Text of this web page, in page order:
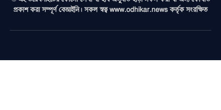
প্রকাশ করা সম্পূর্ণ বেআইনি। সকল স্বত্ব www.odhikar.news কর্তৃক সংরক্ষিত